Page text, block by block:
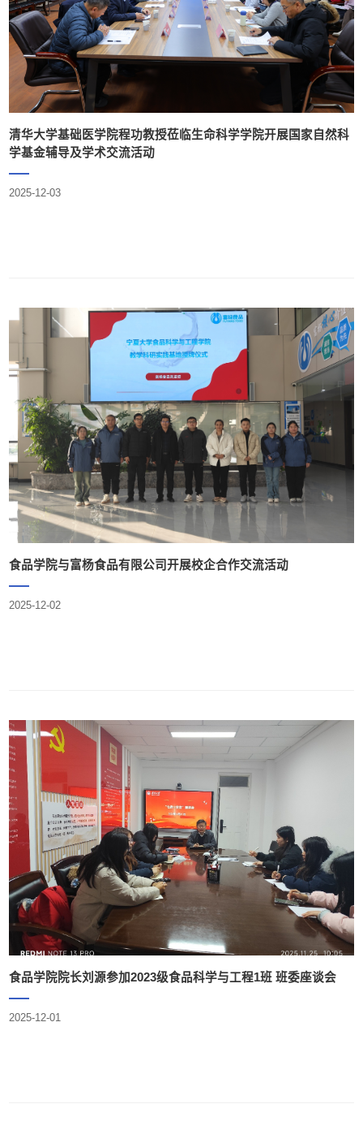
清华大学基础医学院程功教授莅临生命科学学院开展国家自然科
学基金辅导及学术交流活动
2025-12-03
食品学院与富杨食品有限公司开展校企合作交流活动
2025-12-02
食品学院院长刘源参加2023级食品科学与工程1班 班委座谈会
2025-12-01